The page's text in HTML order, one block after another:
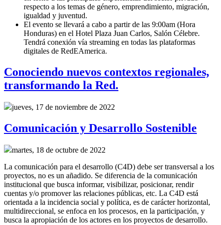
respecto a los temas de género, emprendimiento, migración,
igualdad y juventud.
El evento se llevará a cabo a partir de las 9:00am (Hora
Honduras) en el Hotel Plaza Juan Carlos, Salón Célebre.
Tendrá conexión vía streaming en todas las plataformas
digitales de RedEAmerica.
Conociendo nuevos contextos regionales,
transformando la Red.
jueves, 17 de noviembre de 2022
Comunicación y Desarrollo Sostenible
martes, 18 de octubre de 2022
La comunicación para el desarrollo (C4D) debe ser transversal a los
proyectos, no es un añadido. Se diferencia de la comunicación
institucional que busca informar, visibilizar, posicionar, rendir
cuentas y/o promover las relaciones públicas, etc. La C4D está
orientada a la incidencia social y política, es de carácter horizontal,
multidireccional, se enfoca en los procesos, en la participación, y
busca la apropiación de los actores en los proyectos de desarrollo.